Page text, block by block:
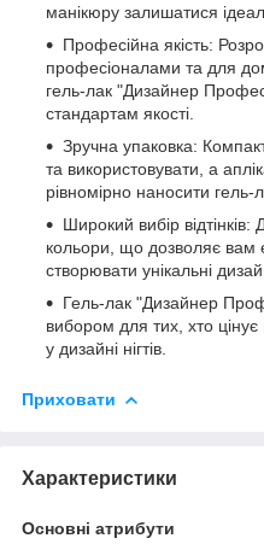
манікюру залишатися
Професійна якість:
професіоналами та для
гель-лак "Дизайнер
стандартам якості.
Зручна упаковка:
та використовувати, а
рівномірно наносити гель-
Широкий вибір відтінків:
кольори, що дозволяє вам
створювати унікальні
Гель-лак "Дизайнер
вибором для тих, хто цінує
у дизайні нігтів.
Приховати
Характеристики
Основні атрибути